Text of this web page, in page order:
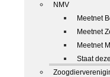
NMV
Meetnet
Meetnet
Meetnet
Staat